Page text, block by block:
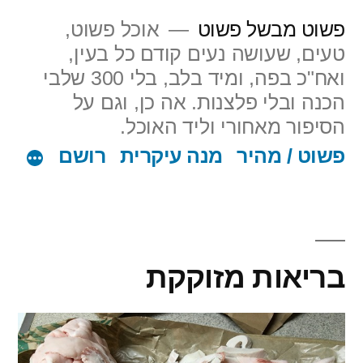
לתוכן
פשוט מבשל פשוט
אוכל פשוט,
טעים, שעושה נעים קודם כל בעין,
ואח"כ בפה, ומיד בלב, בלי 300 שלבי
הכנה ובלי פלצנות. אה כן, וגם על
הסיפור מאחורי וליד האוכל.
פשוט / מהיר
מנה עיקרית רושם
בריאות מזוקקת